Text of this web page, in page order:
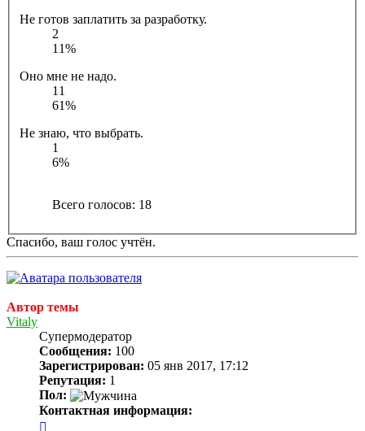
Не готов заплатить за разработку.
2
11%
Оно мне не надо.
11
61%
Не знаю, что выбрать.
1
6%
Всего голосов: 18
Спасибо, ваш голос учтён.
Автор темы
Vitaly
Супермодератор
Сообщения: 100
Зарегистрирован: 05 янв 2017, 17:12
Репутация: 1
Пол:
Контактная информация: